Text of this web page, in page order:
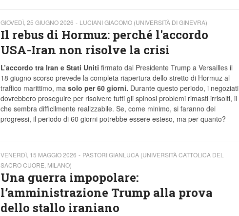
GIOVEDÌ, 25 GIUGNO 2026 LUCIANI GIACOMO (UNIVERSITÀ DI GINEVRA)
Il rebus di Hormuz: perché l'accordo
USA-Iran non risolve la crisi
L’accordo tra Iran e Stati Uniti firmato dal Presidente Trump a Versailles il
18 giugno scorso prevede la completa riapertura dello stretto di Hormuz al
traffico marittimo, ma solo per 60 giorni. Durante questo periodo, i negoziati
dovrebbero proseguire per risolvere tutti gli spinosi problemi rimasti irrisolti, il
che sembra difficilmente realizzabile. Se, come minimo, si faranno dei
progressi, il periodo di 60 giorni potrebbe essere esteso, ma per quanto?
VENERDÌ, 15 MAGGIO 2026
PASTORI GIANLUCA (UNIVERSITÀ CATTOLICA DEL
SACRO CUORE, MILANO)
Una guerra impopolare:
l’amministrazione Trump alla prova
dello stallo iraniano